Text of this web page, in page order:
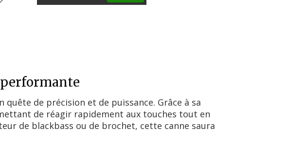
performante
quête de précision et de puissance. Grâce à sa
de réagir rapidement aux touches tout en
de blackbass ou de brochet, cette canne saura